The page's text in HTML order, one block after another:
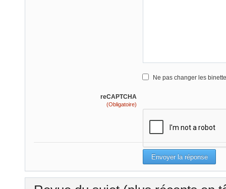
Ne pas changer les
reCAPTCHA
(Obligatoire)